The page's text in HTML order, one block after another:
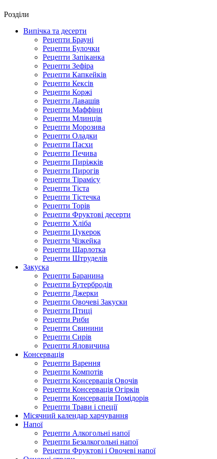
Роздiли
Випічка та десерти
Рецепти Брауні
Рецепти Булочки
Рецепти Запіканка
Рецепти Зефіра
Рецепти Капкейків
Рецепти Кексів
Рецепти Коржі
Рецепти Лавашів
Рецепти Маффіни
Рецепти Млинців
Рецепти Морозива
Рецепти Оладки
Рецепти Пасхи
Рецепти Печива
Рецепти Пиріжків
Рецепти Пирогів
Рецепти Тірамісу
Рецепти Тіста
Рецепти Тістечка
Рецепти Торів
Рецепти Фруктові десерти
Рецепти Хліба
Рецепти Цукерок
Рецепти Чізкейка
Рецепти Шарлотка
Рецепти Штруделів
Закуска
Рецепти Баранина
Рецепти Бутербродів
Рецепти Джерки
Рецепти Овочеві Закуски
Рецепти Птиці
Рецепти Риби
Рецепти Свинини
Рецепти Сирів
Рецепти Яловичина
Консервація
Рецепти Варення
Рецепти Компотів
Рецепти Консервація Овочів
Рецепти Консервація Огірків
Рецепти Консервація Помідорів
Рецепти Трави і спеції
Місячний календар харчування
Напої
Рецепти Алкогольні напої
Рецепти Безалкогольні напої
Рецепти Фруктові і Овочеві напої